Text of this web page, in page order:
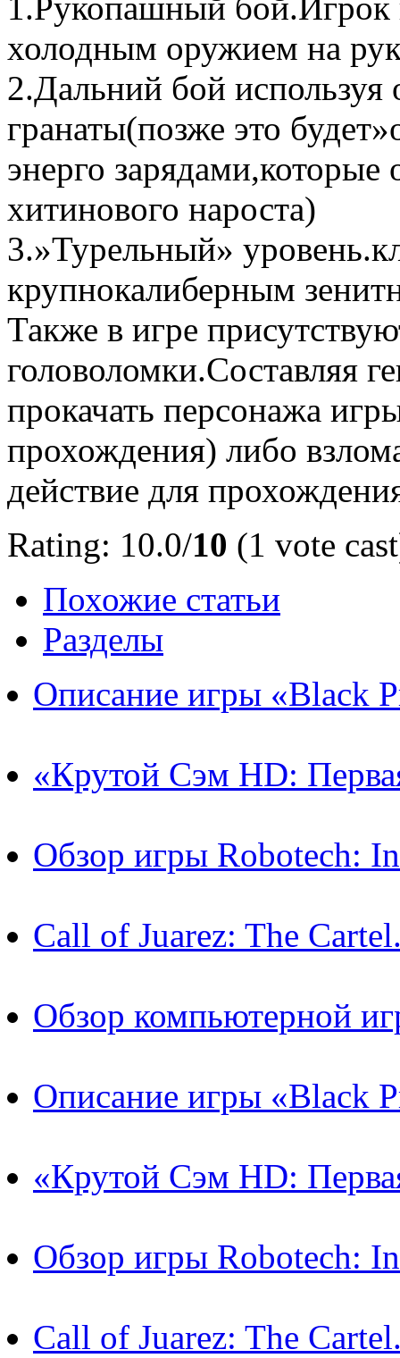
холодным оружием на
2.Дальний бой используя
гранаты(позже это
энерго зарядами,которые
хитинового нароста)
3.»Турельный»
крупнокалиберным
Также в игре
головоломки.Составляя
прокачать персонажа
прохождения) либо
действие для
Rating: 10.0/10 (1 vote
Похожие статьи
Разделы
Описание игры «Black
«Крутой Сэм HD:
Обзор игры Robotech:
Call of Juarez: The
Обзор компьютерной
Описание игры «Black
«Крутой Сэм HD:
Обзор игры Robotech:
Call of Juarez: The